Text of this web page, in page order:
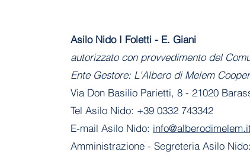
Asilo Nido I Foletti - E. Giani
autorizzato con provvedimento del
Ente Gestore: L'Albero di Melem
Via Don Basilio Parietti, 8 - 21020
Tel Asilo Nido: +39 0332 743342
E-mail Asilo Nido:
Amministrazione - Segreteria Asilo